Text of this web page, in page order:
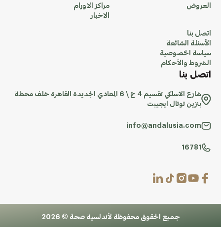
العروض
مراكز الاورام
الاخبار
اتصل بنا
الأسئلة الشائعة
سياسة الخصوصية
الشروط والأحكام
اتصل بنا
شارع الاسلكي تقسيم 4 ج \ 6 المعادي الجديدة القاهرة خلف محطة
بنزين توتال ايجيبت
info@andalusia.com
16781
جميع الحقوق محفوظة لأندلسية صحة © 2026